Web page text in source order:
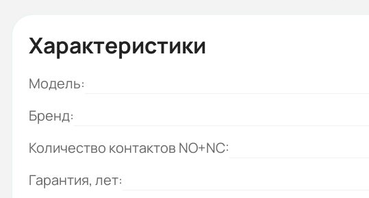
Характеристики
Модель:
Бренд:
Количество контактов NO+NC:
Гарантия, лет: